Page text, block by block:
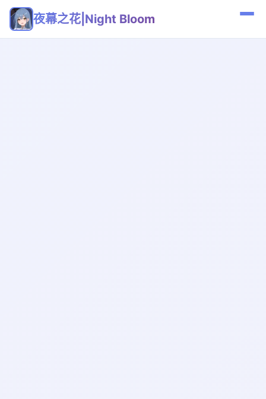
夜幕之花|Night Bloom